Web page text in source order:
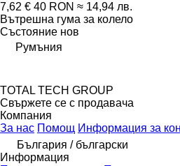
7,62 € 40 RON ≈ 14,94 лв.
Вътрешна гума за колело
Състояние нов
Румъния
TOTAL TECH GROUP
Свържете се с продавача
Компания
За нас Помощ Информация за
България / български
Информация